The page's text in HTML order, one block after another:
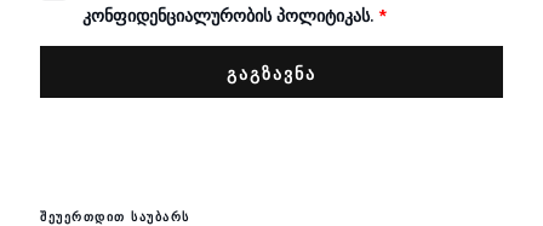
კონფიდენციალურობის პოლიტიკას. *
შეუერთდით საუბარს